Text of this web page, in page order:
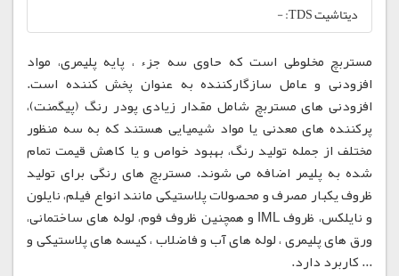
دیتاشیت TDS: -
مستربچ مخلوطی است که حاوی سه جزء ، پایه پلیمری، مواد
افزودنی و عامل سازگارکننده به عنوان پخش کننده است.
افزودنی های مستربچ شامل مقدار زیادی پودر رنگ (پیگمنت)،
پرکننده های معدنی یا مواد شیمیایی هستند که به سه منظور
مختلف از جمله تولید رنگ، بهبود خواص و یا کاهش قیمت تمام
شده به پلیمر اضافه می شوند. مستربچ های رنگی برای تولید
ظروف یکبار مصرف و محصولات پلاستیکی مانند انواع فیلم، نایلون
و نایلکس، ظروف IML و همچنین ظروف فوم، لوله های ساختمانی،
ورق های پلیمری ، لوله های آب و فاضلاب ، کیسه های پلاستیکی و
... کاربرد دارد.